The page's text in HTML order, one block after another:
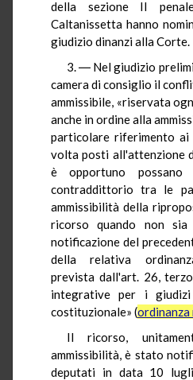
della sezione II
Caltanissetta hanno
giudizio dinanzi alla Corte.
3. ― Nel giudizio
camera di consiglio il
ammissibile, «riservata
anche in ordine alla
particolare riferimento
volta posti all'attenzione
è opportuno possano
contraddittorio tra le
ammissibilità della
ricorso quando non
notificazione del
della relativa
prevista dall'art. 26,
integrative per i
costituzionale» (ordinanza
Il ricorso,
ammissibilità, è stato
deputati in data 10